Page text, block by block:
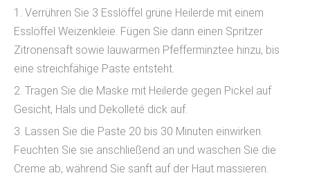
1. Verrühren Sie 3 Esslöffel grüne Heilerde mit einem
Esslöffel Weizenkleie. Fügen Sie dann einen Spritzer
Zitronensaft sowie lauwarmen Pfefferminztee hinzu, bis
eine streichfähige Paste entsteht.
2. Tragen Sie die Maske mit Heilerde gegen Pickel auf
Gesicht, Hals und Dekolleté dick auf.
3. Lassen Sie die Paste 20 bis 30 Minuten einwirken.
Feuchten Sie sie anschließend an und waschen Sie die
Creme ab, während Sie sanft auf der Haut massieren.